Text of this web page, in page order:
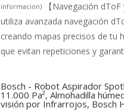
información)
【Navegación
utiliza avanzada navegación
creando mapas precisos de tu
que evitan repeticiones y
Bosch - Robot Aspirador
11.000 Pa², Almohadilla
visión por Infrarrojos, Bosch